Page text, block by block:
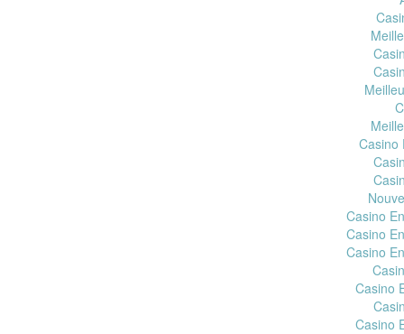
Casino
Casino
Casino
Casino
Casino
Casino